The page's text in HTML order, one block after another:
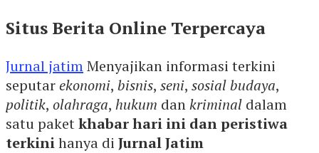
Situs Berita Online Terpercaya
Jurnal jatimMenyajikan informasi terkini
seputarekonomi, bisnis, seni, sosial budaya,
politik, olahraga, hukum dankriminal dalam
satu paketkhabar hari ini dan peristiwa
terkinihanya di Jurnal Jatim